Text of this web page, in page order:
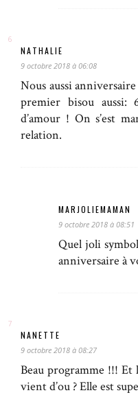
NATHALIE
9 octobre 2018 à 06:08
Nous aussi
premier bisou aussi:
d’amour ! On s’est
relation.
MARJOLIEMAMAN
9 octobre 2018 à 08:51
Quel joli
anniversaire à
NANETTE
9 octobre 2018 à 08:27
Beau programme !!! Et
vient d’ou ? Elle est